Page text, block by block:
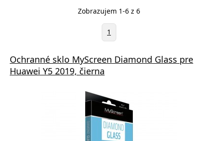
Zobrazujem 1-6 z 6
1
Ochranné sklo MyScreen Diamond Glass pre
Huawei Y5 2019, čierna